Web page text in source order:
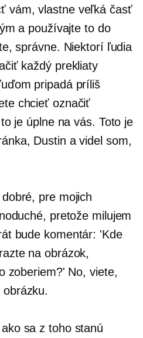
vám, vlastne veľká časť
a používajte to do
správne. Niektorí ľudia
každý prekliaty
pripadá príliš
chcieť označiť
je úplne na vás. Toto je
Dustin a videl som,
pre mojich
pretože milujem
bude komentár: 'Kde
na obrázok,
zoberiem?' No, viete,
sa z toho stanú